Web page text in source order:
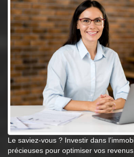
Le saviez-vous ? Investir dans
précieuses pour optimiser vos